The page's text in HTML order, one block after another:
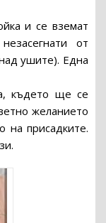
и се вземат
от
ушите). Една
където ще се
желанието
на присадките.